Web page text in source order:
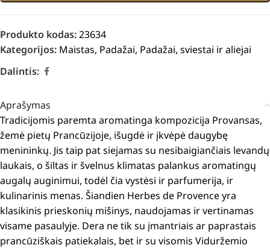
Produkto kodas:23634
Kategorijos: Maistas, Padažai, Padažai, sviestai ir aliejai
Dalintis:
Aprašymas
Tradicijomis paremta aromatinga kompozicija Provansas,
žemė pietų Prancūzijoje, išugdė ir įkvėpė daugybę
menininkų. Jis taip pat siejamas su nesibaigiančiais levandų
laukais, o šiltas ir švelnus klimatas palankus aromatingų
augalų auginimui, todėl čia vystėsi ir parfumerija, ir
kulinarinis menas. Šiandien Herbes de Provence yra
klasikinis prieskonių mišinys, naudojamas ir vertinamas
visame pasaulyje. Dera ne tik su įmantriais ar paprastais
prancūziškais patiekalais, bet ir su visomis Viduržemio